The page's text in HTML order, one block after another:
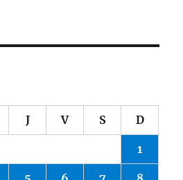
J V S D
1